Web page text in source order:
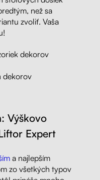
než sa
zvoliť. Vaša
dekorov
dekorov
Výškovo
Expert
a najlepším
zo všetkých typov